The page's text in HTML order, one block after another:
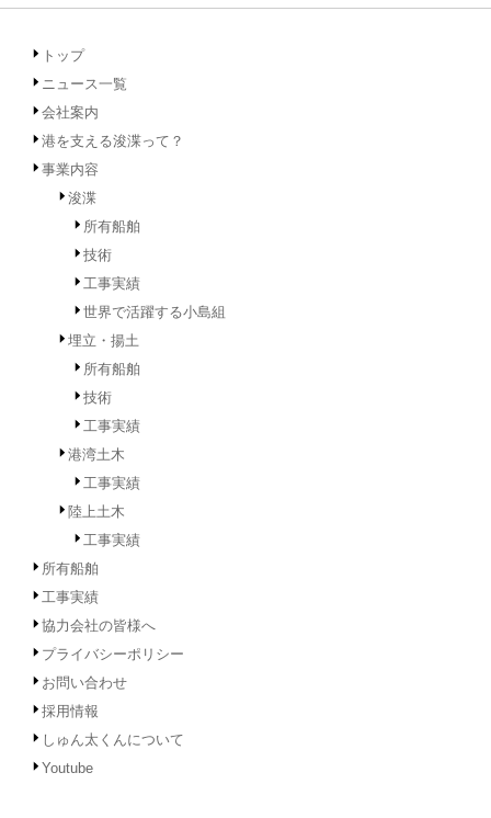
トップ
ニュース一覧
会社案内
港を支える浚渫って？
事業内容
浚渫
所有船舶
技術
工事実績
世界で活躍する小島組
埋立・揚土
所有船舶
技術
工事実績
港湾土木
工事実績
陸上土木
工事実績
所有船舶
工事実績
協力会社の皆様へ
プライバシーポリシー
お問い合わせ
採用情報
しゅん太くんについて
Youtube